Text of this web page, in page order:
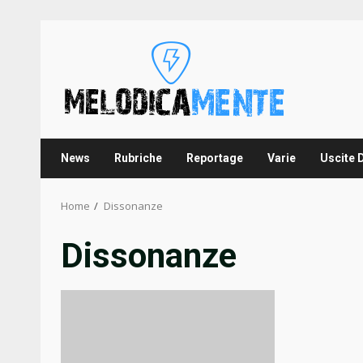
News Rubriche Reportage Varie Uscite
Home Dissonanze
Dissonanze